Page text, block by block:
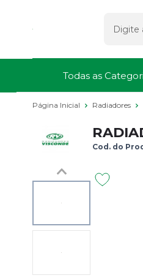
Todas as
Página Inicial Radiadores
Cod. do